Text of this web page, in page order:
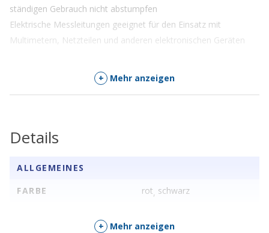
ständigen Gebrauch nicht abstumpfen
Elektrische Messleitungen geeignet für den Einsatz mit
Multimetern, Netzteilen und anderen elektronischen Geräten
+ Mehr anzeigen
Details
ALLGEMEINES
FARBE
rot, schwarz
+ Mehr anzeigen